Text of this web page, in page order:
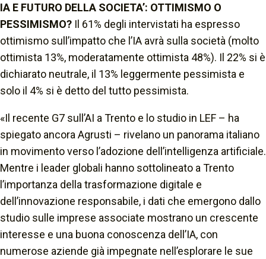
IA E FUTURO DELLA SOCIETA’: OTTIMISMO O
PESSIMISMO? Il 61% degli intervistati ha espresso
ottimismo sull’impatto che l’IA avrà sulla società (molto
ottimista 13%, moderatamente ottimista 48%). Il 22% si è
dichiarato neutrale, il 13% leggermente pessimista e
solo il 4% si è detto del tutto pessimista.
«Il recente G7 sull’AI a Trento e lo studio in LEF – ha
spiegato ancora Agrusti – rivelano un panorama italiano
in movimento verso l’adozione dell’intelligenza artificiale.
Mentre i leader globali hanno sottolineato a Trento
l’importanza della trasformazione digitale e
dell’innovazione responsabile, i dati che emergono dallo
studio sulle imprese associate mostrano un crescente
interesse e una buona conoscenza dell’IA, con
numerose aziende già impegnate nell’esplorare le sue